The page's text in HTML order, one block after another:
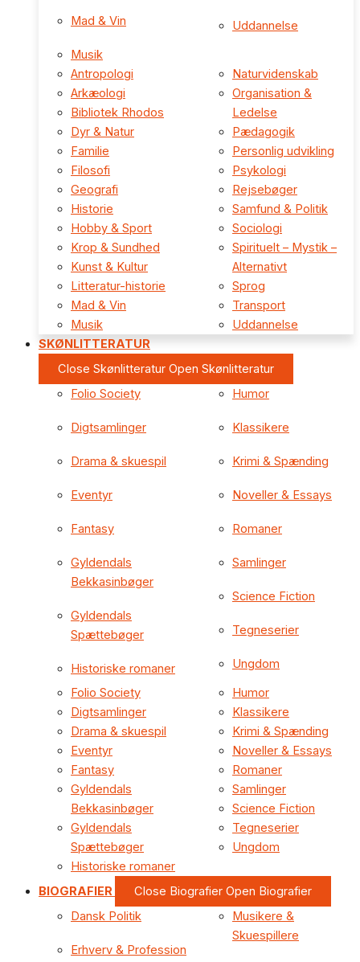
Mad & Vin
Musik
Uddannelse
Antropologi
Arkæologi
Bibliotek Rhodos
Dyr & Natur
Familie
Filosofi
Geografi
Historie
Hobby & Sport
Krop & Sundhed
Kunst & Kultur
Litteratur-historie
Mad & Vin
Musik
Naturvidenskab
Organisation &
Ledelse
Pædagogik
Personlig udvikling
Psykologi
Rejsebøger
Samfund & Politik
Sociologi
Spirituelt – Mystik –
Alternativt
Sprog
Transport
Uddannelse
SKØNLITTERATUR
Close Skønlitteratur Open Skønlitteratur
Folio Society
Digtsamlinger
Drama & skuespil
Eventyr
Fantasy
Gyldendals
Bekkasinbøger
Gyldendals
Spættebøger
Historiske romaner
Humor
Klassikere
Krimi & Spænding
Noveller & Essays
Romaner
Samlinger
Science Fiction
Tegneserier
Ungdom
Folio Society
Digtsamlinger
Drama & skuespil
Eventyr
Fantasy
Gyldendals
Bekkasinbøger
Gyldendals
Spættebøger
Historiske romaner
Humor
Klassikere
Krimi & Spænding
Noveller & Essays
Romaner
Samlinger
Science Fiction
Tegneserier
Ungdom
BIOGRAFIER Close Biografier Open Biografier
Dansk Politik
Erhverv & Profession
Musikere &
Skuespillere